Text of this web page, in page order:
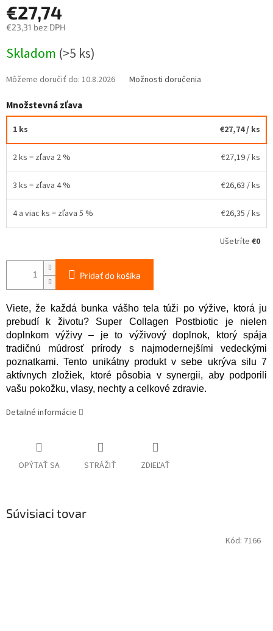
€27,74
€23,31 bez DPH
cena:
Skladom (>5 ks)
Môžeme doručiť do: 10.8.2026 Možnosti doručenia
Množstevná zľava
1 ks €27,74/ ks
2 ks = zľava 2 % €27,19/ ks
3 ks = zľava 4 % €26,63 / ks
4 a viac ks = zľava 5 % €26,35 / ks
Ušetríte €0
Pridať do košíka
Viete, že každá bunka vášho tela túži po výžive, ktorá ju
prebudí k životu? Super Collagen Postbiotic je nielen
doplnkom výživy – je to výživový doplnok, ktorý spája
tradičnú múdrosť prírody s najmodernejšími vedeckými
poznatkami. Tento unikátny produkt v sebe ukrýva silu 7
aktívnych zložiek, ktoré pôsobia v synergii, aby podporili
vašu pokožku, vlasy, nechty a celkové zdravie.
Detailné informácie
OPÝTAŤ SA STRÁŽIŤ ZDIEĽAŤ
Súvisiaci tovar
Kód: 7166